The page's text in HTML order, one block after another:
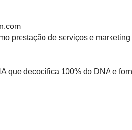
prestação de serviços e marketing
que decodifica 100% do DNA e